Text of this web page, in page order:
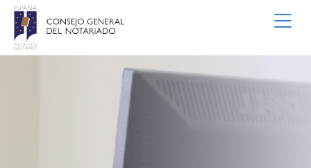
Zum Hauptinhalt springen